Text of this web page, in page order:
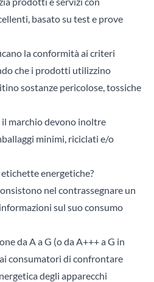
basato su test e prove
la conformità ai criteri
che i prodotti utilizzino
sostanze pericolose, tossiche
marchio devono inoltre
minimi, riciclati e/o
energetiche?
nel contrassegnare un
sul suo consumo
da A a G (o da A+++ a G in
consumatori di confrontare
degli apparecchi